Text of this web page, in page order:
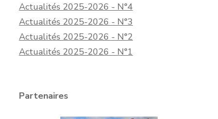
Actualités 2025-2026 - N°4
Actualités 2025-2026 - N°3
Actualités 2025-2026 - N°2
Actualités 2025-2026 - N°1
Partenaires